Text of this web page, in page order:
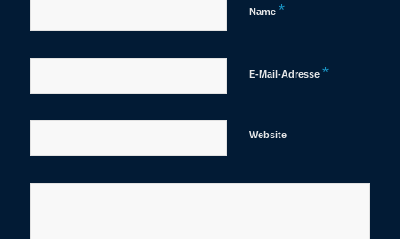
Name *
E-Mail-Adresse *
Website